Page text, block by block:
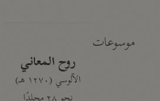
موسوعات
روح المعاني
الآلوسي (١٢٧٠ هـ)